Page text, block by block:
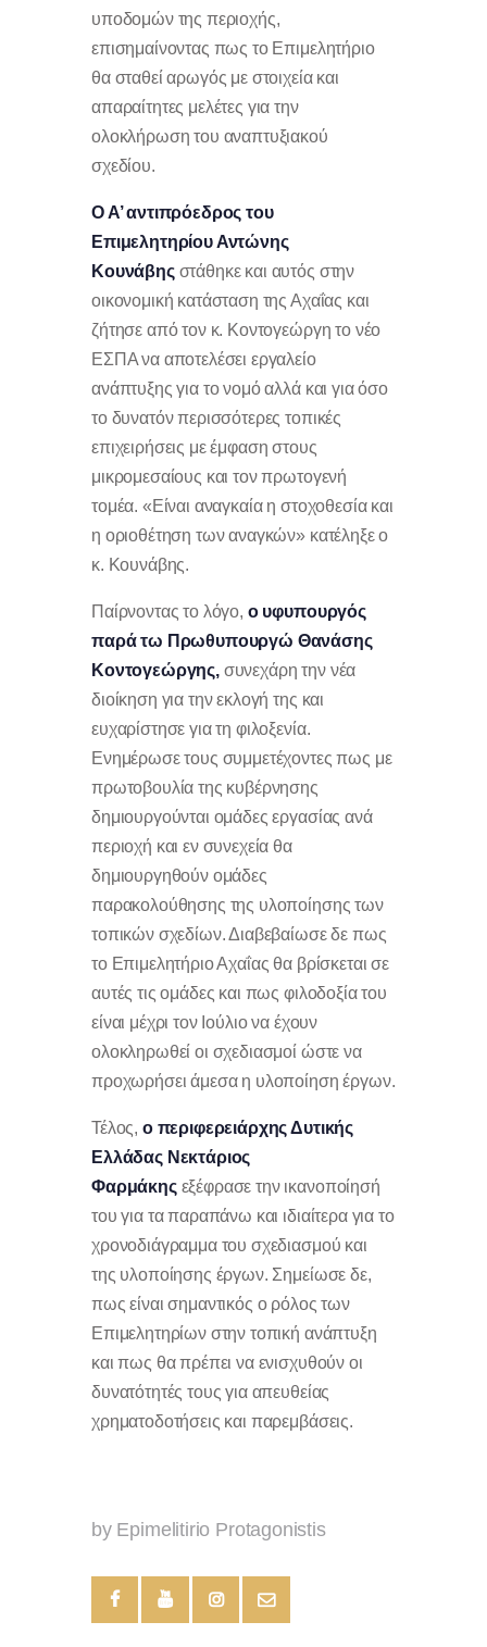
υποδομών της περιοχής,
επισημαίνοντας πως το Επιμελητήριο
θα σταθεί αρωγός με στοιχεία και
απαραίτητες μελέτες για την
ολοκλήρωση του αναπτυξιακού
σχεδίου.
Ο Α’ αντιπρόεδρος του
Επιμελητηρίου Αντώνης
Κουνάβηςστάθηκε και αυτός στην
οικονομική κατάσταση της Αχαΐας και
ζήτησε από τον κ. Κοντογεώργη το νέο
ΕΣΠΑ να αποτελέσει εργαλείο
ανάπτυξης για το νομό αλλά και για όσο
το δυνατόν περισσότερες τοπικές
επιχειρήσεις με έμφαση στους
μικρομεσαίους και τον πρωτογενή
τομέα. «Είναι αναγκαία η στοχοθεσία και
η οριοθέτηση των αναγκών» κατέληξε ο
κ. Κουνάβης.
Παίρνοντας το λόγο, ο υφυπουργός
παρά τω Πρωθυπουργώ Θανάσης
Κοντογεώργης,συνεχάρη την νέα
διοίκηση για την εκλογή της και
ευχαρίστησε για τη φιλοξενία.
Ενημέρωσε τους συμμετέχοντες πως με
πρωτοβουλία της κυβέρνησης
δημιουργούνται ομάδες εργασίας ανά
περιοχή και εν συνεχεία θα
δημιουργηθούν ομάδες
παρακολούθησης της υλοποίησης των
τοπικών σχεδίων. Διαβεβαίωσε δε πως
το Επιμελητήριο Αχαΐας θα βρίσκεται σε
αυτές τις ομάδες και πως φιλοδοξία του
είναι μέχρι τον Ιούλιο να έχουν
ολοκληρωθεί οι σχεδιασμοί ώστε να
προχωρήσει άμεσα η υλοποίηση έργων.
Τέλος, ο περιφερειάρχης Δυτικής
Ελλάδας Νεκτάριος
Φαρμάκηςεξέφρασε την ικανοποίησή
του για τα παραπάνω και ιδιαίτερα για το
χρονοδιάγραμμα του σχεδιασμού και
της υλοποίησης έργων. Σημείωσε δε,
πως είναι σημαντικός ο ρόλος των
Επιμελητηρίων στην τοπική ανάπτυξη
και πως θα πρέπει να ενισχυθούν οι
δυνατότητές τους για απευθείας
χρηματοδοτήσεις και παρεμβάσεις.
by Epimelitirio Protagonistis